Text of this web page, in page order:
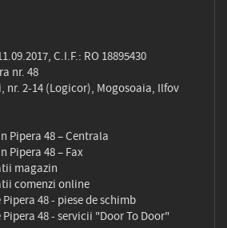
C.I.F.: RO 18895430
nr. 48
nr. 2-14 (Logicor), Mogosoaia, Ilfov
Pipera 48 – Centrala
Pipera 48 – Fax
magazin
comenzi online
Pipera 48 - piese de schimb
Pipera 48 - servicii "Door To Door"